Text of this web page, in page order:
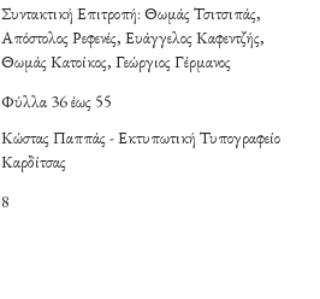
Συντακτική Επιτροπή: Θωμάς Τσιτσιπάς,
Απόστολος Ρεφενές, Ευάγγελος Καφεντζής,
Θωμάς Κατοίκος, Γεώργιος Γέρμανος
Φύλλα 36 έως 55
Κώστας Παππάς - Εκτυπωτική Τυπογραφείο
Καρδίτσας
8